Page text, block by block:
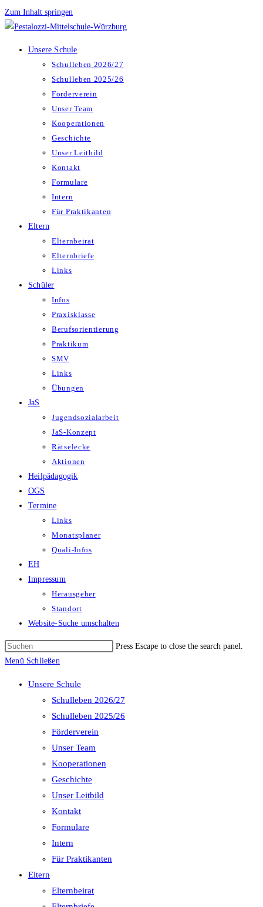
Zum Inhalt springen
Unsere Schule
Schulleben 2026/27
Schulleben 2025/26
Förderverein
Unser Team
Kooperationen
Geschichte
Unser Leitbild
Kontakt
Formulare
Intern
Für Praktikanten
Eltern
Elternbeirat
Elternbriefe
Links
Schüler
Infos
Praxisklasse
Berufsorientierung
Praktikum
SMV
Links
Übungen
JaS
Jugendsozialarbeit
JaS-Konzept
Rätselecke
Aktionen
Heilpädagogik
OGS
Termine
Links
Monatsplaner
Quali-Infos
EH
Impressum
Herausgeber
Standort
Website-Suche umschalten
Press Escape to close the search panel.
Menü Schließen
Unsere Schule
Schulleben 2026/27
Schulleben 2025/26
Förderverein
Unser Team
Kooperationen
Geschichte
Unser Leitbild
Kontakt
Formulare
Intern
Für Praktikanten
Eltern
Elternbeirat